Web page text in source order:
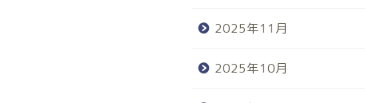
2025年11月
2025年10月